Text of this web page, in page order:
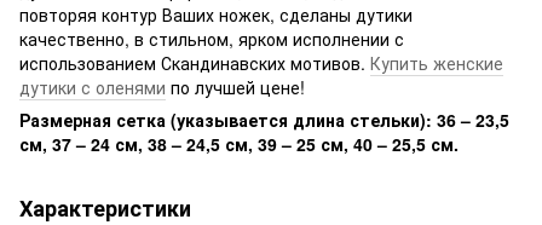
повторяя контур Ваших ножек, сделаны дутики
качественно, в стильном, ярком исполнении с
использованием Скандинавских мотивов. Купить женские
дутики с оленями по лучшей цене!
Размерная сетка (указывается длина стельки): 36 – 23,5
см, 37 – 24 см, 38 – 24,5 см, 39 – 25 см, 40 – 25,5 см.
Характеристики